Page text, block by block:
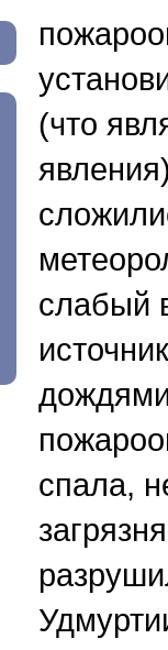
(что
слабый
спала,